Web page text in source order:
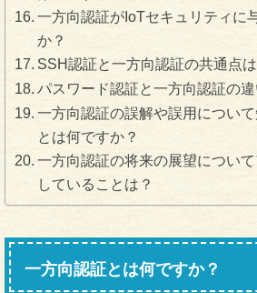
一方向認証がIoTセキュリティに
か？
SSH認証と一方向認証の共通点
パスワード認証と一方向認証の
一方向認証の誤解や誤用につい
とは何ですか？
一方向認証の将来の展望につい
していることは？
一方向認証とは何ですか？